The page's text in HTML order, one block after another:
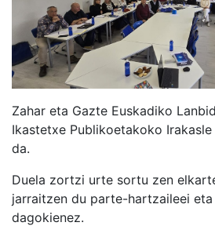
Zahar eta Gazte Euskadiko
Ikastetxe Publikoetakoko
da.
Duela zortzi urte sortu zen
jarraitzen du parte-hartzaileei
dagokienez.